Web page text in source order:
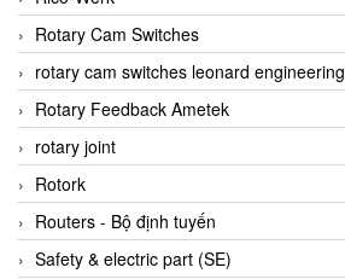
Bopp & Reuther Messtechnik
Bosch
Boydcorp
BRAUN Vietnam
Brinkmann Pumpen
BRONKHORST
Brook Instrument
Rotary Cam Switches
rotary cam switches leonard
Rotary Feedback Ametek
rotary joint
Rotork
Routers - Bộ định tuyến
Safety & electric part (SE)